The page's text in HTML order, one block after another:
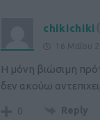
chikichiki
16 Μαΐου
Η μόνη βιώσιμη
δεν ακούω
0 Reply